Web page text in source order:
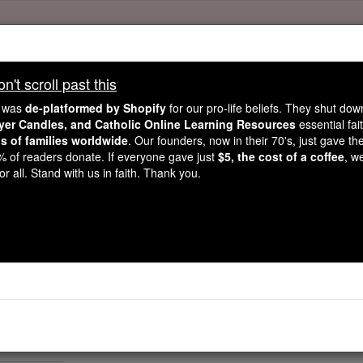
2.2 Million Students Are Being
like you, Catholic Online School has already
countries. In an age of noise and algorithms, you are
gave just $5 — the cost of a coffee — we could reach
Be Catholic. Stand with us today.
scroll past this
de-platformed by Shopify for our pro-life beliefs. They shut
Candles, and Catholic Online Learning Resources essential
of families worldwide. Our founders, now in their 70's, just gave
of readers donate. If everyone gave just $5, the cost of a coffee,
all. Stand with us in faith. Thank you.